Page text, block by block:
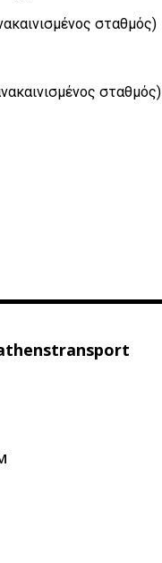
σταθμός)
σταθμός)